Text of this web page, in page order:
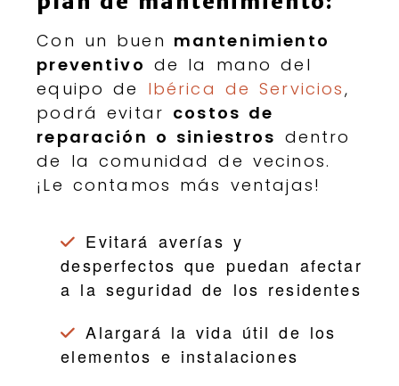
Con un buen mantenimiento
preventivo de la mano del
equipo de Ibérica de Servicios,
podrá evitar costos de
reparación o siniestros dentro
de la comunidad de vecinos.
¡Le contamos más ventajas!
Evitará averías y
desperfectos que puedan afectar
a la seguridad de los residentes
Alargará la vida útil de los
elementos e instalaciones